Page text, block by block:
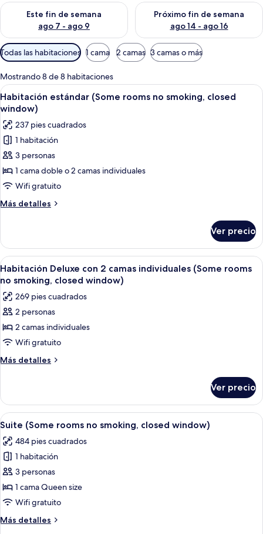
Este fin de semana
ago 7 - ago 9
Consulta la disponibilidad para este fin de semana ago 7 -
Próximo fin de semana
ago 14 - ago 16
Consulta la disponibilidad
Filtros
disponibles
para
las
habitaciones
Todas las habitaciones 1 cama 2 camas 3 camas o más
Mostrando 8 de 8 habitaciones
Abrir
todas
las
fotos
de
Habitación
estándar
(Some
rooms
no
closed
window)
Habitación de hotel con dos camas,
8
Habitación estándar (Some rooms no smoking, closed
window)
237 pies cuadrados
1 habitación
3 personas
1 cama doble o 2 camas individuales
Wifi gratuito
Más detalles
Más
estándar
(Some
rooms
no
closed
window)
Ver precio
Abrir
todas
las
fotos
de
Habitación
Deluxe
con
individuales
(Some
rooms
no
smoking,
closed
window)
Habitación de hotel con dos camas,
6
Habitación Deluxe con 2 camas individuales (Some rooms
no smoking, closed window)
269 pies cuadrados
2 personas
2 camas individuales
Wifi gratuito
Más detalles
Más
Deluxe
con
2
individuales
(Some
no
smoking,
closed
window)
Ver precio
Abrir
todas
las
fotos
de
Suite
(Some
no
Una habitación de hotel moderna
11
Suite (Some rooms no smoking, closed window)
484 pies cuadrados
1 habitación
3 personas
1 cama Queen size
Wifi gratuito
Más detalles
Más